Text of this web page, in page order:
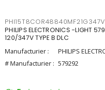
PHI15T8COR48840MF21G347V
PHILIPS ELECTRONICS -LIGHT
120/347V TYPE B DLC
Manufacturier :
PHILIPS
# Manufacturier : 579292